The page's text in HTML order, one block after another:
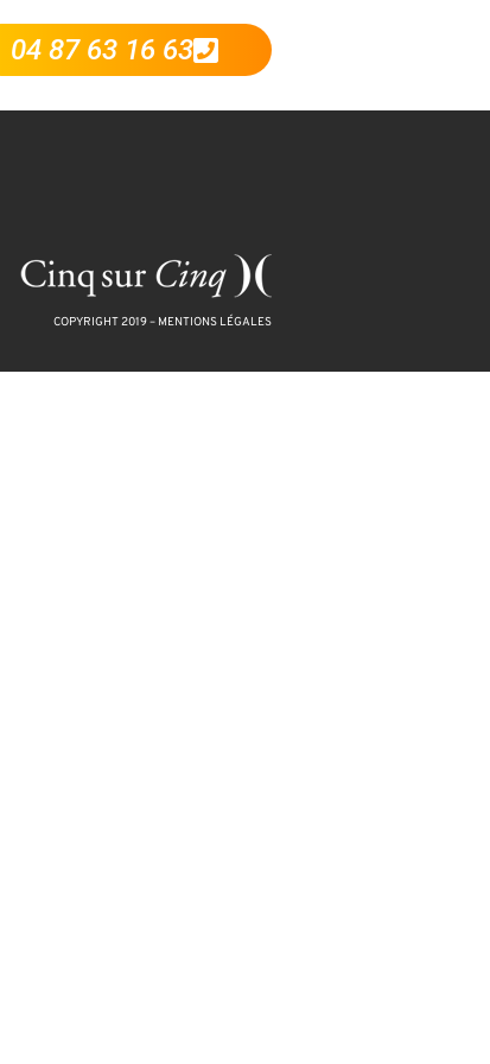
04 87 63 16 63
COPYRIGHT 2019 – MENTIONS LÉGALES